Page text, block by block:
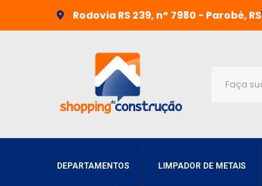
Rodovia RS 239, n° 7980 - Parobé, RS
DEPARTAMENTOS LIMPADOR DE METAIS